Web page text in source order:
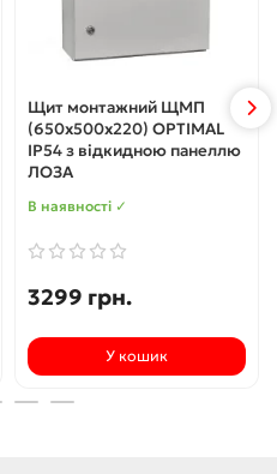
Щит монтажний ЩМП
(650х500х220) OPTIMAL
IP54 з відкидною панеллю
ЛОЗА
В наявності ✓
3299 грн.
У кошик